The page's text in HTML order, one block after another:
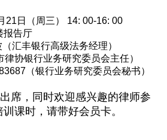
21日（周三） 14: 00-16: 00
报告厅
汇丰银行高级法务经理）
行业务研究委员会主任）
（银行业务研究委员会秘书）
，同时欢迎感兴趣的律师参
课时，请带好会员卡。